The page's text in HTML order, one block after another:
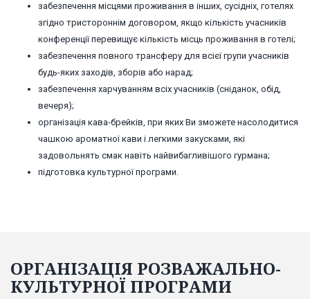
забезпечення місцями проживання в інших, сусідніх, готелях
згідно тристороннім договором, якщо кількість учасників
конференції перевищує кількість місць проживання в готелі;
забезпечення повного трансферу для всієї групи учасників
будь-яких заходів, зборів або нарад;
забезпечення харчуванням всіх учасників (сніданок, обід,
вечеря);
організація кава-брейків, при яких Ви зможете насолодитися
чашкою ароматної кави і легкими закусками, які
задовольнять смак навіть найвибагливішого гурмана;
підготовка культурної програми.
ОРГАНІЗАЦІЯ РОЗВАЖАЛЬНО-
КУЛЬТУРНОЇ ПРОГРАМИ